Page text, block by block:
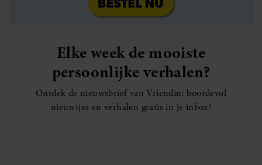
Elke week de mooiste
persoonlijke verhalen?
Ontdek de nieuwsbrief van Vriendin: boordevol
nieuwtjes en verhalen gratis in je inbox!